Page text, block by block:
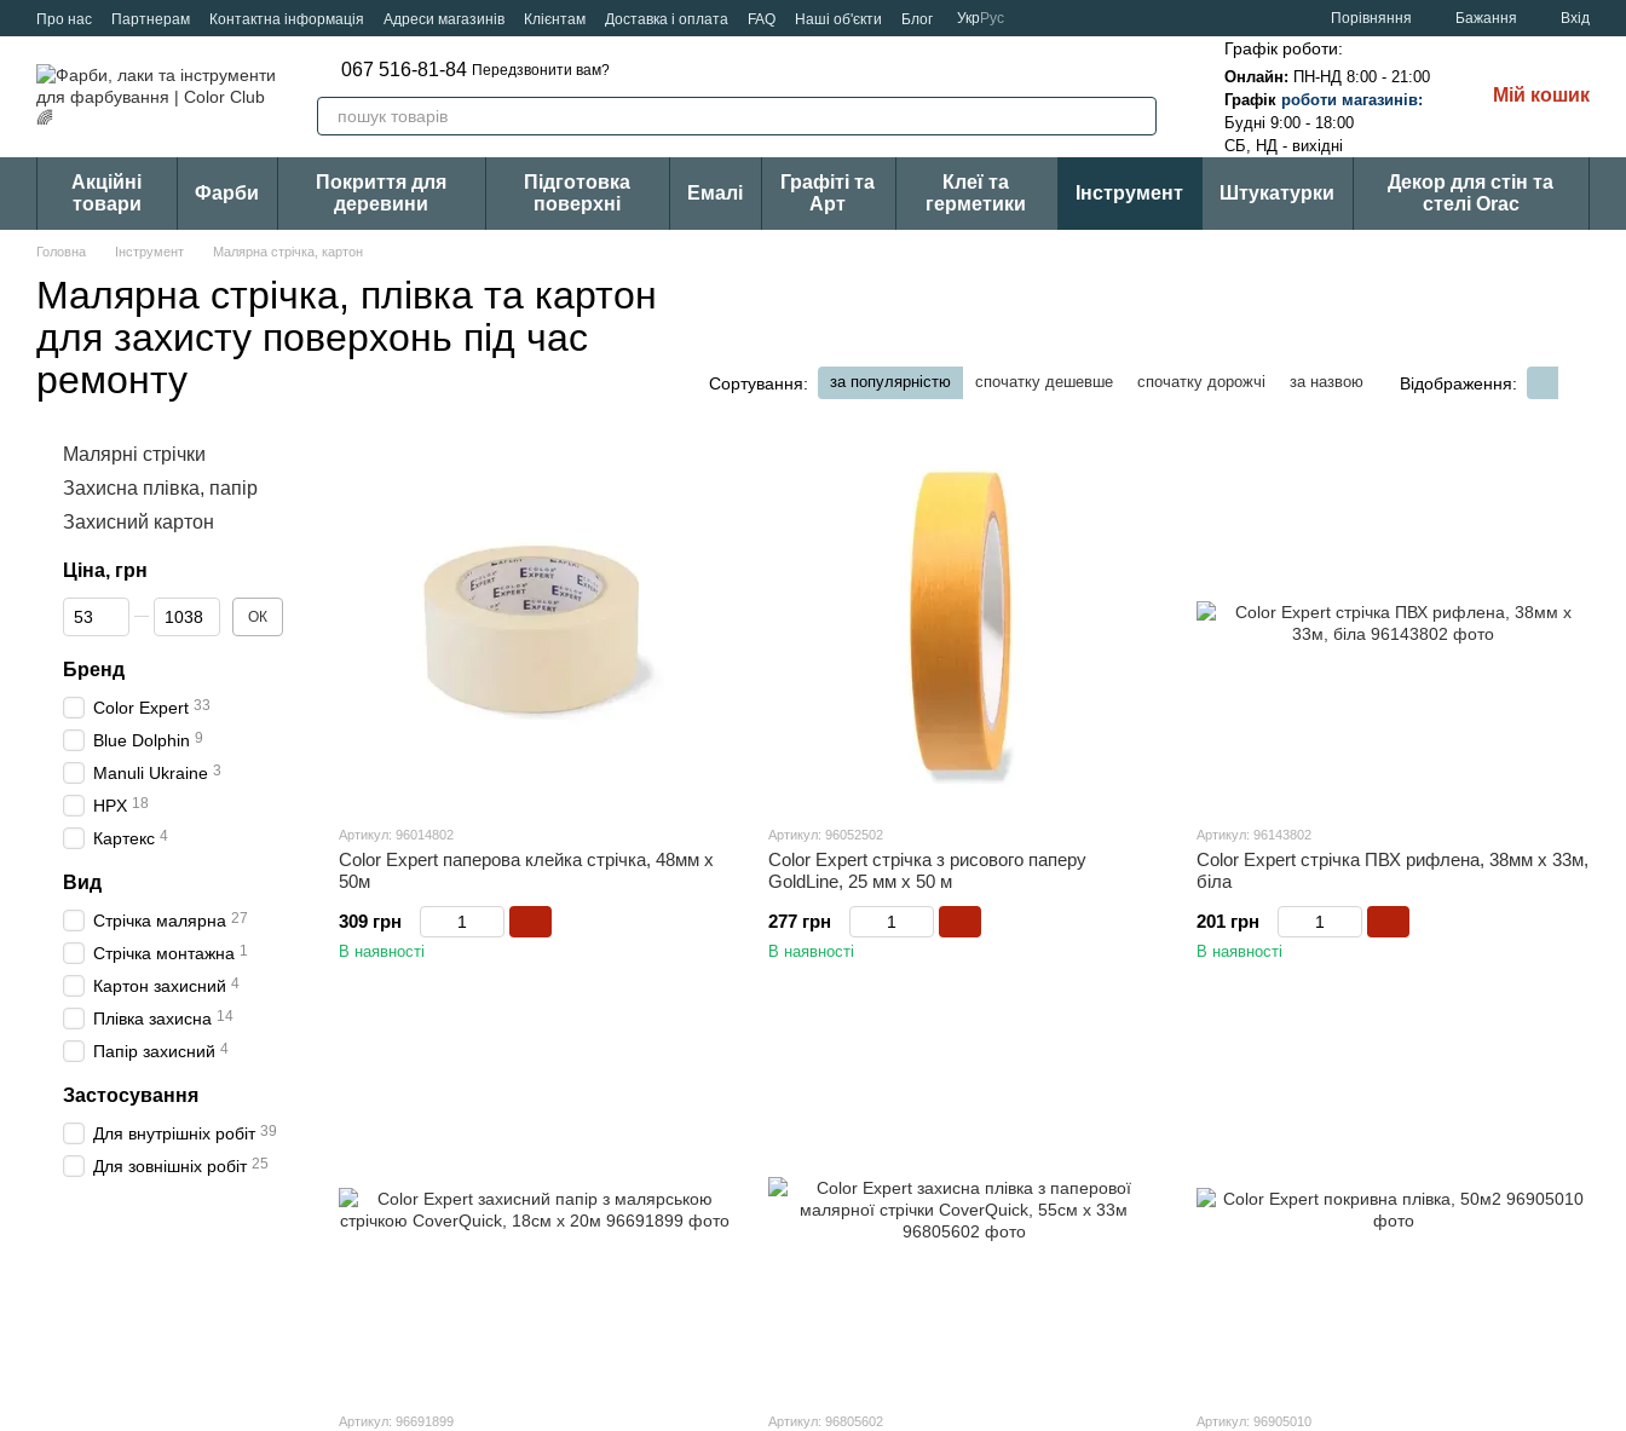
Перейти к основному контенту
Про нас Партнерам Контактна інформація Адреси магазинів Клієнтам Доставка і оплата FAQ Наші об'єкти Блог УкрРус Порівняння Бажання Вхід
067 516-81-84 Передзвонити вам?
Графік роботи:
Онлайн: ПН-НД 8:00 - 21:00
Графік роботи магазинів:
Будні 9:00 - 18:00
СБ, НД - вихідні
Мій кошик
Акційні
товари
Фарби
Покриття для
деревини
Підготовка
поверхні
Емалі
Графіті та
Арт
Клеї та
герметики
Інструмент Штукатурки
Декор для стін та
стелі Orac
Головна Інструмент Малярна стрічка, картон
Малярна стрічка, плівка та картон
для захисту поверхонь під час
ремонту
Сортування: за популярністю спочатку дешевше спочатку дорожчі за назвою Відображення:
Артикул: 96014802
Color Expert паперова клейка стрічка, 48мм x
50м
309 грн
В наявності
Артикул: 96052502
Color Expert стрічка з рисового паперу
GoldLine, 25 мм х 50 м
277 грн
В наявності
Артикул: 96143802
Color Expert стрічка ПВХ рифлена, 38мм х 33м,
біла
201 грн
В наявності
Артикул: 96691899 Артикул: 96805602 Артикул: 96905010
Малярні стрічки
Захисна плівка, папір
Захисний картон
Ціна, грн
От Ціна, грн
До Ціна, грн ОК
Бренд
Color Expert 33
Blue Dolphin 9
Manuli Ukraine 3
HPX 18
Картекс 4
Вид
Стрічка малярна 27
Стрічка монтажна 1
Картон захисний 4
Плівка захисна 14
Папір захисний 4
Застосування
Для внутрішніх робіт 39
Для зовнішніх робіт 25